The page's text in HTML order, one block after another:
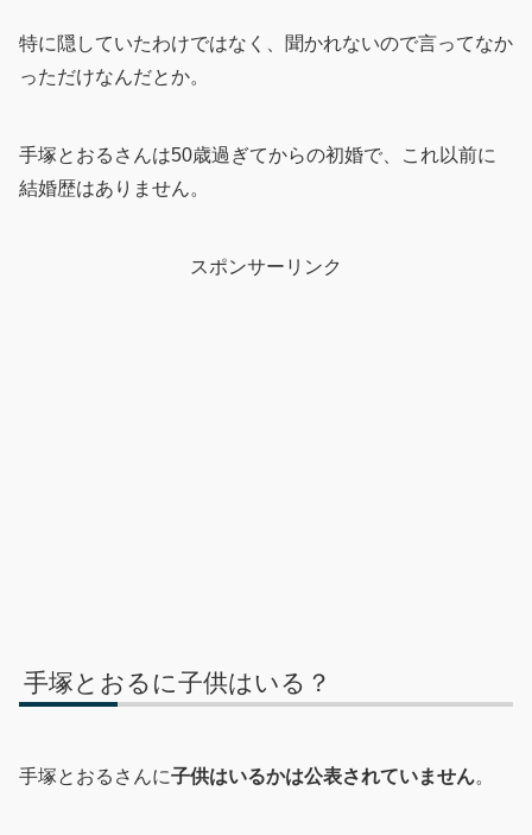
特に隠していたわけではなく、聞かれないので言ってなか
っただけなんだとか。
手塚とおるさんは50歳過ぎてからの初婚で、これ以前に
結婚歴はありません。
スポンサーリンク
手塚とおるに子供はいる？
手塚とおるさんに子供はいるかは公表されていません。